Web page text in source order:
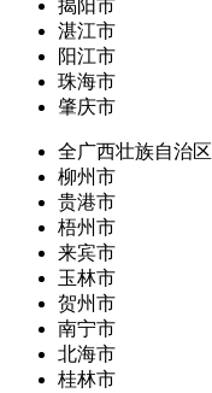
揭阳市
湛江市
阳江市
珠海市
肇庆市
全广西壮族自治区
柳州市
贵港市
梧州市
来宾市
玉林市
贺州市
南宁市
北海市
桂林市